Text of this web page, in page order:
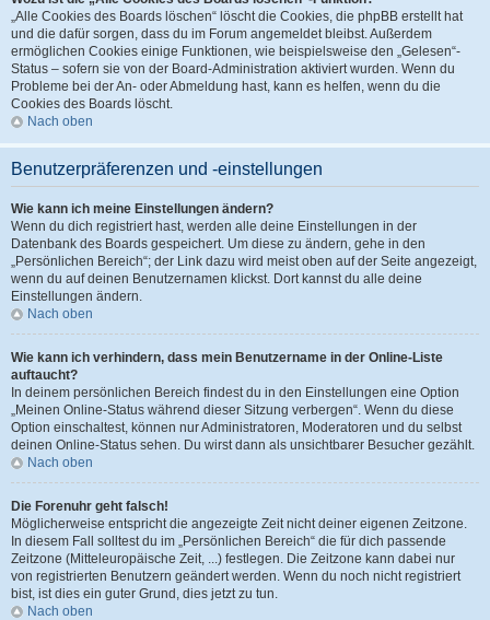
„Alle Cookies des Boards löschen“ löscht die Cookies, die phpBB erstellt hat
und die dafür sorgen, dass du im Forum angemeldet bleibst. Außerdem
ermöglichen Cookies einige Funktionen, wie beispielsweise den „Gelesen“-
Status – sofern sie von der Board-Administration aktiviert wurden. Wenn du
Probleme bei der An- oder Abmeldung hast, kann es helfen, wenn du die
Cookies des Boards löscht.
Nach oben
Benutzerpräferenzen und -einstellungen
Wie kann ich meine Einstellungen ändern?
Wenn du dich registriert hast, werden alle deine Einstellungen in der
Datenbank des Boards gespeichert. Um diese zu ändern, gehe in den
„Persönlichen Bereich“; der Link dazu wird meist oben auf der Seite angezeigt,
wenn du auf deinen Benutzernamen klickst. Dort kannst du alle deine
Einstellungen ändern.
Nach oben
Wie kann ich verhindern, dass mein Benutzername in der Online-Liste
auftaucht?
In deinem persönlichen Bereich findest du in den Einstellungen eine Option
„Meinen Online-Status während dieser Sitzung verbergen“. Wenn du diese
Option einschaltest, können nur Administratoren, Moderatoren und du selbst
deinen Online-Status sehen. Du wirst dann als unsichtbarer Besucher gezählt.
Nach oben
Die Forenuhr geht falsch!
Möglicherweise entspricht die angezeigte Zeit nicht deiner eigenen Zeitzone.
In diesem Fall solltest du im „Persönlichen Bereich“ die für dich passende
Zeitzone (Mitteleuropäische Zeit, ...) festlegen. Die Zeitzone kann dabei nur
von registrierten Benutzern geändert werden. Wenn du noch nicht registriert
bist, ist dies ein guter Grund, dies jetzt zu tun.
Nach oben